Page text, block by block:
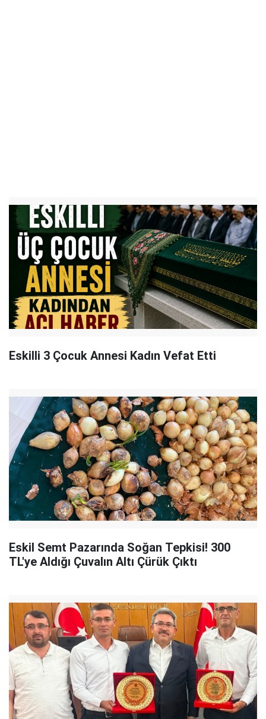
Eskilli 3 Çocuk Annesi Kadın Vefat Etti
Eskil Semt Pazarında Soğan Tepkisi! 300
TL'ye Aldığı Çuvalın Altı Çürük Çıktı